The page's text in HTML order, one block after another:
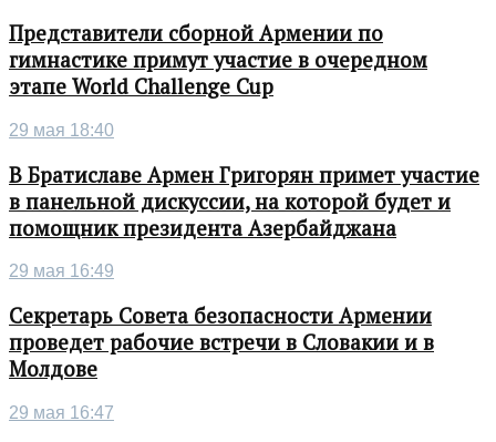
Представители сборной Армении по
гимнастике примут участие в очередном
этапе World Challenge Cup
29 мая 18:40
В Братиславе Армен Григорян примет участие
в панельной дискуссии, на которой будет и
помощник президента Азербайджана
29 мая 16:49
Секретарь Совета безопасности Армении
проведет рабочие встречи в Словакии и в
Молдове
29 мая 16:47